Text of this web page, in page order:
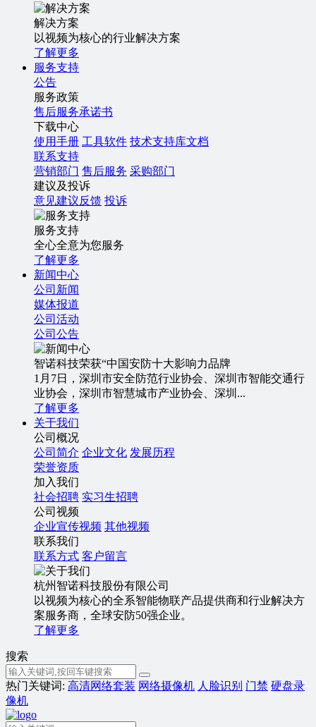
解决方案
以视频为核心的行业解决方案
了解更多
服务支持
公告
服务政策
售后服务承诺书
下载中心
使用手册 工具软件 技术支持库文档
联系支持
营销部门 售后服务 采购部门
建议及投诉
意见建议反馈 投诉
服务支持
全心全意为您服务
了解更多
新闻中心
公司新闻
媒体报道
公司活动
公司公告
智诺科技荣获“中国安防十大影响力品牌
1月7日，深圳市安全防范行业协会、深圳市智能交通行
业协会，深圳市智慧城市产业协会、深圳...
了解更多
关于我们
公司概况
公司简介 企业文化 发展历程
荣誉资质
加入我们
社会招聘 实习生招聘
公司视频
企业宣传视频 其他视频
联系我们
联系方式 客户留言
杭州智诺科技股份有限公司
以视频为核心的全系智能物联产品提供商和行业解决方
案服务商，全球安防50强企业。
了解更多
搜索
热门关键词: 高清网络套装 网络摄像机 人脸识别 门禁 硬盘录
像机